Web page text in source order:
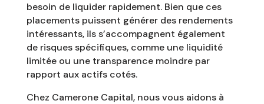
besoin de liquider rapidement. Bien que ces
placements puissent générer des rendements
intéressants, ils s’accompagnent également
de risques spécifiques, comme une liquidité
limitée ou une transparence moindre par
rapport aux actifs cotés.
Chez Camerone Capital, nous vous aidons à